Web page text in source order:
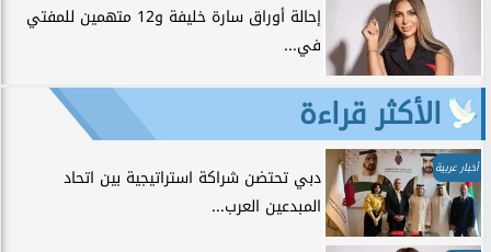
إحالة أوراق سارة خليفة و12 متهمين للمفتي
في...
الأكثر قراءة
أخبار عربية
دبي تحتضن شراكة استراتيجية بين اتحاد
المبدعين العرب...